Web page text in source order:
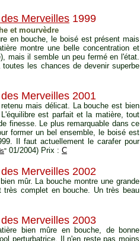
Merveilles 1999
et mourvèdre
en bouche, le boisé est présent mais
montre une belle concentration et
mais il semble un peu fermé en l'état.
les chances de devenir superbe
Merveilles 2001
mais délicat. La bouche est bien
est parfait et la matière, tout
finesse. Le plus remarquable dans ce
former un bel ensemble, le boisé est
Il faut actuellement le carafer pour
" 01/2004) Prix : C
Merveilles 2002
mûr. La bouche montre une grande
complet en bouche. Un très beau
Merveilles 2003
bien mûre en bouche, de bonne
perturbatrice. Il n'en reste pas moins